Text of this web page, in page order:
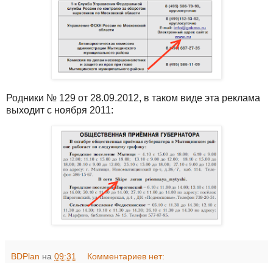
Родники № 129 от 28.09.2012, в таком виде эта реклама
выходит с ноября 2011:
BDPlan на 09:31 Комментариев нет: